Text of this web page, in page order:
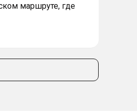
маршруте, где